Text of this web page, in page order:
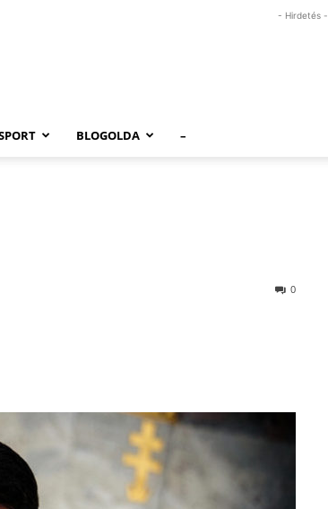
- Hirdetés -
BLOGOLDA –
0